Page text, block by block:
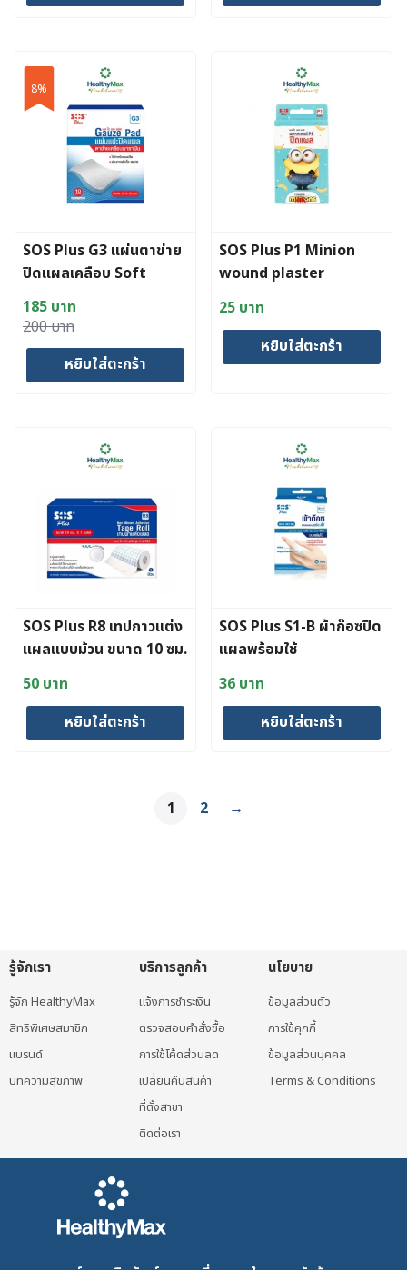
8%
SOS Plus G3 แผ่นตาข่าย
ปิดแผลเคลือบ Soft
Paraffin
200บาท
Original
price
185 บาท
Current
price
หยิบใส่ตะกร้า
SOS Plus P1 Minion
wound plaster
25 บาท
หยิบใส่ตะกร้า
SOS Plus R8 เทปกาวแต่ง
แผลแบบม้วน ขนาด 10 ซม.
x 1 ม.
50 บาท
หยิบใส่ตะกร้า
SOS Plus S1-B ผ้าก๊อซปิด
แผลพร้อมใช้
36 บาท
หยิบใส่ตะกร้า
1 2 →
รู้จักเรา
รู้จัก HealthyMax
สิทธิพิเศษสมาชิก
แบรนด์
บทความสุขภาพ
บริการลูกค้า
แจ้งการชำระเงิน
ตรวจสอบคำสั่งซื้อ
การใช้โค้ดส่วนลด
เปลี่ยนคืนสินค้า
ที่ตั้งสาขา
ติดต่อเรา
นโยบาย
ข้อมูลส่วนตัว
การใช้คุกกี้
ข้อมูลส่วนบุคคล
Terms & Conditions